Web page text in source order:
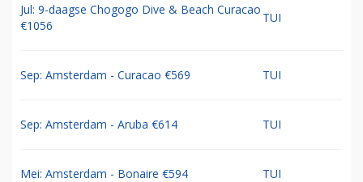
Jul: 9-daagse Chogogo Dive & Beach Curacao
€1056
TUI
Sep: Amsterdam - Curacao €569 TUI
Sep: Amsterdam - Aruba €614 TUI
Mei: Amsterdam - Bonaire €594 TUI